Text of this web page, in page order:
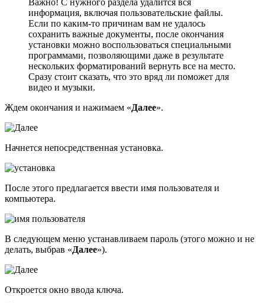
Важно! С нужного раздела удалится вся
информация, включая пользовательские файлы.
Если по каким-то причинам вам не удалось
сохранить важные документы, после окончания
установки можно воспользоваться специальными
программами, позволяющими даже в результате
нескольких форматирований вернуть все на место.
Сразу стоит сказать, что это вряд ли поможет для
видео и музыки.
Ждем окончания и нажимаем «Далее».
Начнется непосредственная установка.
После этого предлагается ввести имя пользователя и
компьютера.
В следующем меню устанавливаем пароль (этого можно и не
делать, выбрав «Далее»).
Откроется окно ввода ключа.